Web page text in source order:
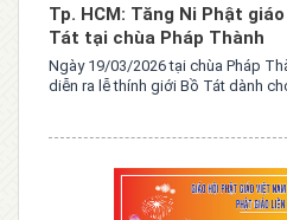
Tp. HCM: Tăng Ni Phật
Tát tại chùa Pháp Thành
Ngày 19/03/2026 tại chùa Pháp
diễn ra lễ thính giới Bồ Tát dành